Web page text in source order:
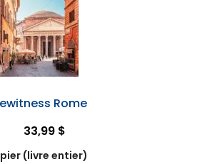
Rome
33,99 $
(livre entier)